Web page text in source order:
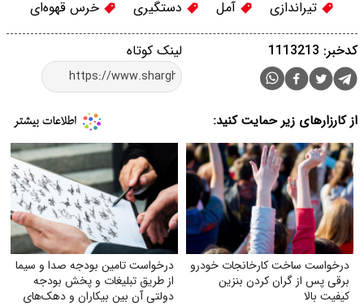
تیراندازی آمل دستگیری خرس قهوه‌ای
لینک کوتاه کدخبر: 1113213
از کارزارهای زیر حمایت کنید:
درخواست ساخت کارخانجات خودرو
برقی پس از گران کردن بنزین
کیفیت بالا
درخواست تامین بودجه صدا و سیما
از طریق تبلیغات و پخش بودجه
دولتی آن بین بیکاران و دهک‌های